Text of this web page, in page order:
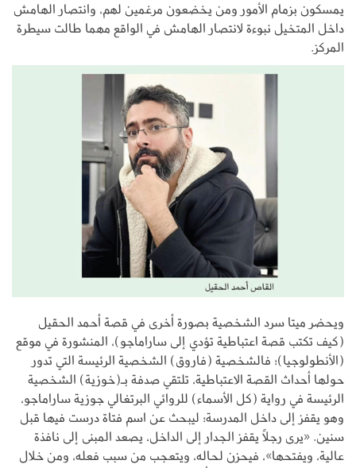
يمسكون بزمام الأمور ومن يخضعون مرغمين لهم، وانتصار الهامش
داخل المتخيل نبوءة لانتصار الهامش في الواقع مهما طالت سيطرة
المركز.
ويحضر ميتا سرد الشخصية بصورة أخرى في قصة أحمد الحقيل
(كيف تكتب قصة اعتباطية تؤدي إلى ساراماجو)، المنشورة في موقع
(الأنطولوجيا)؛ فالشخصية (فاروق) الشخصية الرئيسة التي تدور
حولها أحداث القصة الاعتباطية، تلتقي صدفة بـ(خوزية) الشخصية
الرئيسة في رواية (كل الأسماء) للروائي البرتغالي جوزية ساراماجو،
وهو يقفز إلى داخل المدرسة؛ ليبحث عن اسم فتاة درست فيها قبل
سنين. «يرى رجلًا يقفز الجدار إلى الداخل، يصعد المبنى إلى نافذة
عالية، ويفتحها»، فيحزن لحاله، ويتعجب من سبب فعله، ومن خلال